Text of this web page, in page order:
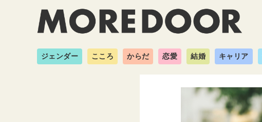
ジェンダー こころ からだ 恋愛 結婚 キャリア